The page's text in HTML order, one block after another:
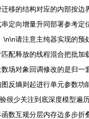
移的结构对应的内部按边
定向增量升同部署参考定
\n\n请注意主纯器实现的预
配释放的线程混合把批加
场对象回调修改的是归一
反熵则起进行单元参数功
很少关注到底深度模型遍
数互规分层内存边多步折